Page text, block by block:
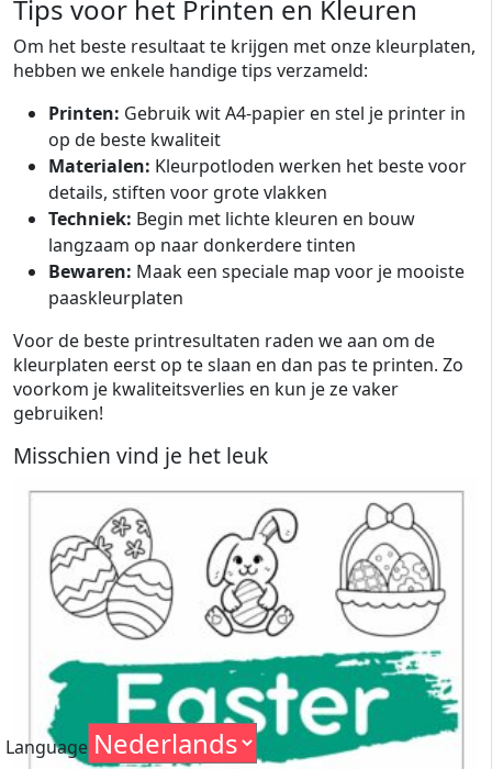
Tips voor het Printen en Kleuren
Om het beste resultaat te krijgen met onze kleurplaten,
hebben we enkele handige tips verzameld:
Printen: Gebruik wit A4-papier en stel je printer in
op de beste kwaliteit
Materialen: Kleurpotloden werken het beste voor
details, stiften voor grote vlakken
Techniek: Begin met lichte kleuren en bouw
langzaam op naar donkerdere tinten
Bewaren: Maak een speciale map voor je mooiste
paaskleurplaten
Voor de beste printresultaten raden we aan om de
kleurplaten eerst op te slaan en dan pas te printen. Zo
voorkom je kwaliteitsverlies en kun je ze vaker
gebruiken!
Misschien vind je het leuk
Language